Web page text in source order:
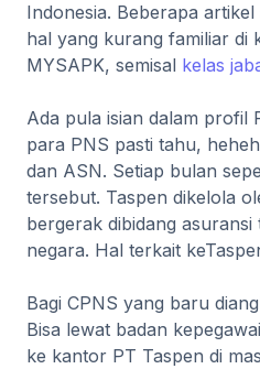
Indonesia. Beberapa
hal yang kurang familiar di
MYSAPK, semisal kelas
Ada pula isian dalam profil
para PNS pasti tahu,
dan ASN. Setiap bulan
tersebut. Taspen dikelola
bergerak dibidang
negara. Hal terkait
Bagi CPNS yang baru
Bisa lewat badan
ke kantor PT Taspen di